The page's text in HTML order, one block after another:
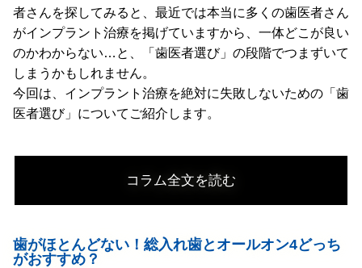
者さんを探してみると、最近では本当に多くの歯医者さん
がインプラント治療を掲げていますから、一体どこが良い
のかわからない…と、「歯医者選び」の段階でつまずいて
しまうかもしれません。
今回は、インプラント治療を絶対に失敗しないための「歯
医者選び」についてご紹介します。
コラム全文を読む
歯がほとんどない！総入れ歯とオールオン4どっち
がおすすめ？